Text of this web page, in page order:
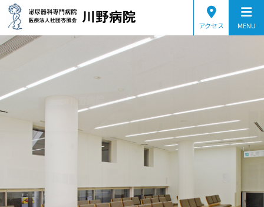
アクセス MENU
当院のご案内
診療案内
症状から探す
医師紹介